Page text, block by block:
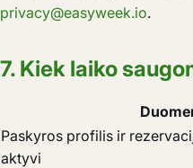
privacy@easyweek.io.
7. Kiek laiko
Paskyros profilis ir
aktyvi